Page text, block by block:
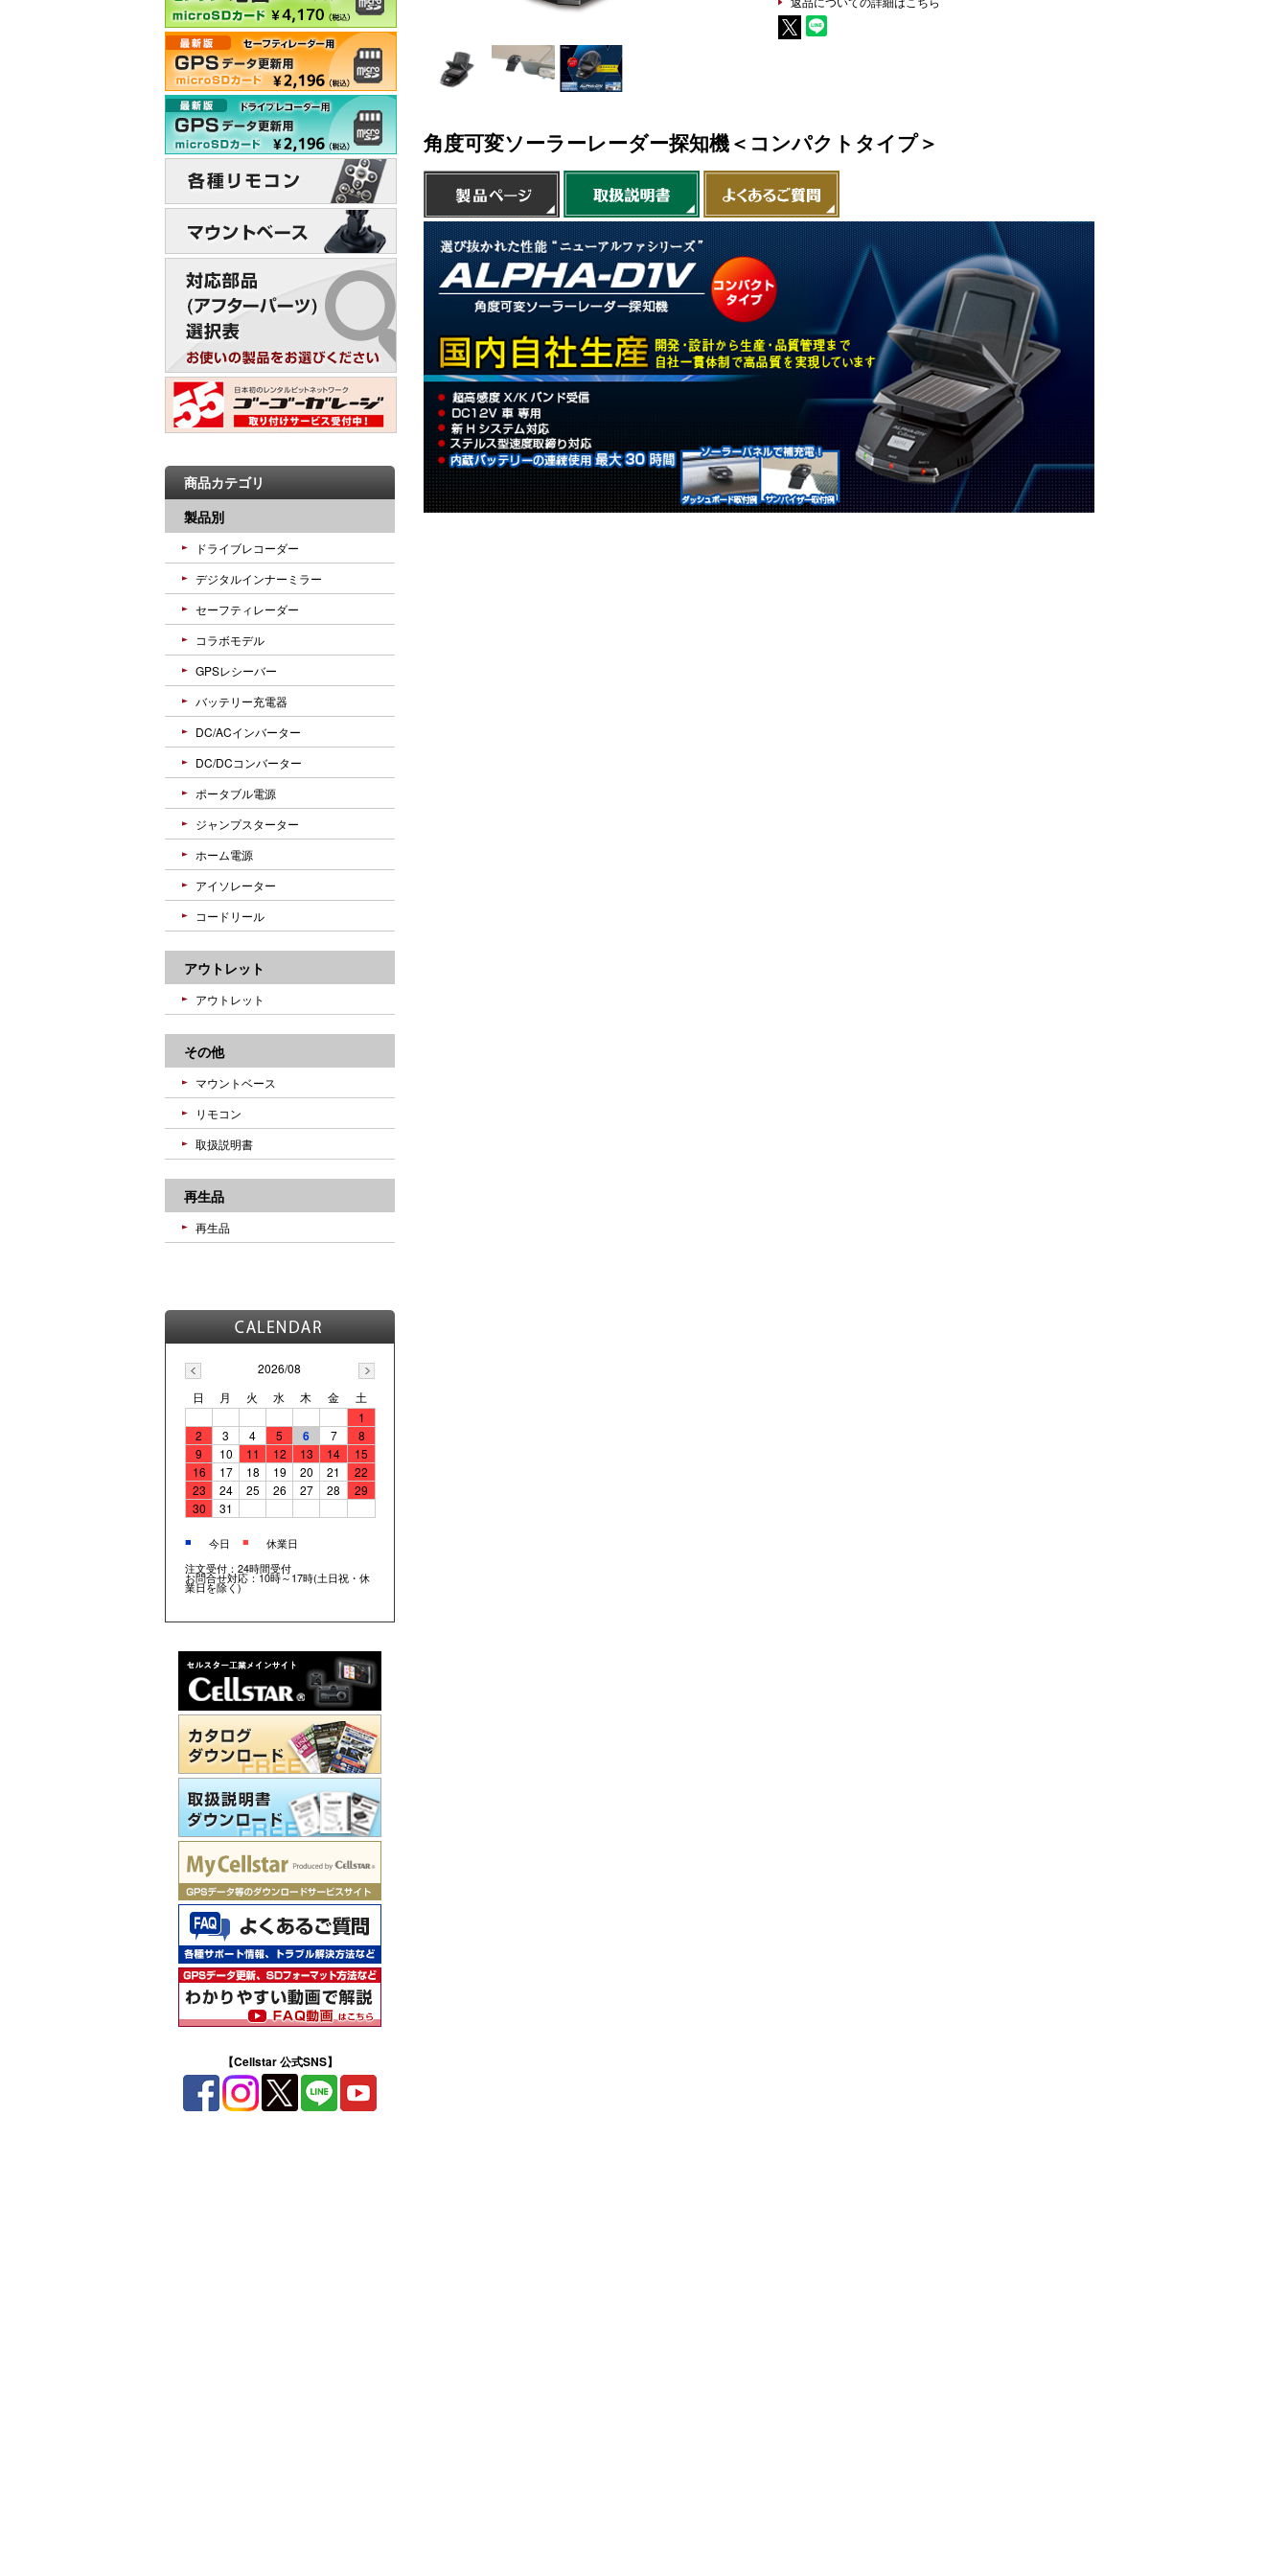
角度可変ソーラーレーダー探知機＜コンパクトタイプ＞
商品カテゴリ
製品別
ドライブレコーダー
デジタルインナーミラー
セーフティレーダー
コラボモデル
GPSレシーバー
バッテリー充電器
DC/ACインバーター
DC/DCコンバーター
ポータブル電源
ジャンプスターター
ホーム電源
アイソレーター
コードリール
アウトレット
アウトレット
その他
マウントベース
リモコン
取扱説明書
再生品
再生品
2026/08
日
月 火 水 木 金
土
1
2
3 4 5 6 7
8
9
10 11 12 13 14
15
16
17 18 19 20 21
22
23
24 25 26 27 28
29
30
31
■ 今日 ■
休業日
注文受付：24時間受付
お問合せ対応：10時～17時(土日祝・休
業日を除く)
【Cellstar 公式SNS】